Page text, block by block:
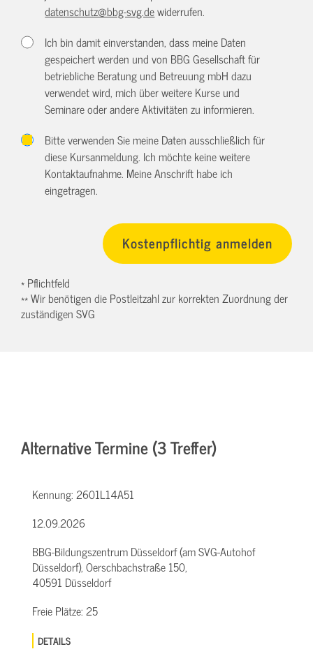
datenschutz@bbg-svg.dewiderrufen.
Ich bin damit einverstanden, dass meine Daten
gespeichert werden und von BBG Gesellschaft für
betriebliche Beratung und Betreuung mbH dazu
verwendet wird, mich über weitere Kurse und
Seminare oder andere Aktivitäten zu informieren.
Bitte verwenden Sie meine Daten ausschließlich für
diese Kursanmeldung. Ich möchte keine weitere
Kontaktaufnahme. Meine Anschrift habe ich
eingetragen.
* Pflichtfeld
** Wir benötigen die Postleitzahl zur korrekten Zuordnung der
zuständigen SVG
Alternative Termine (3 Treffer)
Kennung:2601L14A51
12.09.2026
BBG-Bildungszentrum Düsseldorf (am SVG-Autohof
Düsseldorf), Oerschbachstraße 150,
40591 Düsseldorf
Freie Plätze:25
DETAILS